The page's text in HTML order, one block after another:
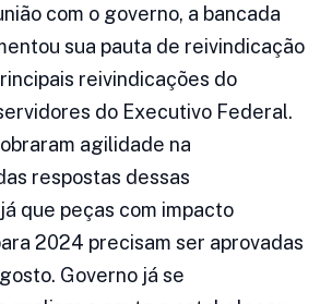
com o governo, a bancada
sua pauta de reivindicação
reivindicações do
do Executivo Federal.
agilidade na
respostas dessas
que peças com impacto
2024 precisam ser aprovadas
Governo já se